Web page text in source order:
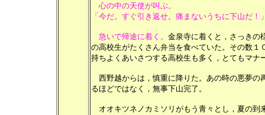
心の中の天使が叫ぶ。
「今だ。すぐ引き返せ。痛まないうちに下山だ！
急いで帰途に着く。 金泉寺に着くと，さっきの
の高校生がたくさん弁当を食べていた。その数
持ちよくあいさつする高校生も多く，とてもマナ
西野越からは，慎重に降りた。あの時の悪夢の
るほどではなく，無事下山完了。
オオキツネノカミソリがもう青々とし，夏の到